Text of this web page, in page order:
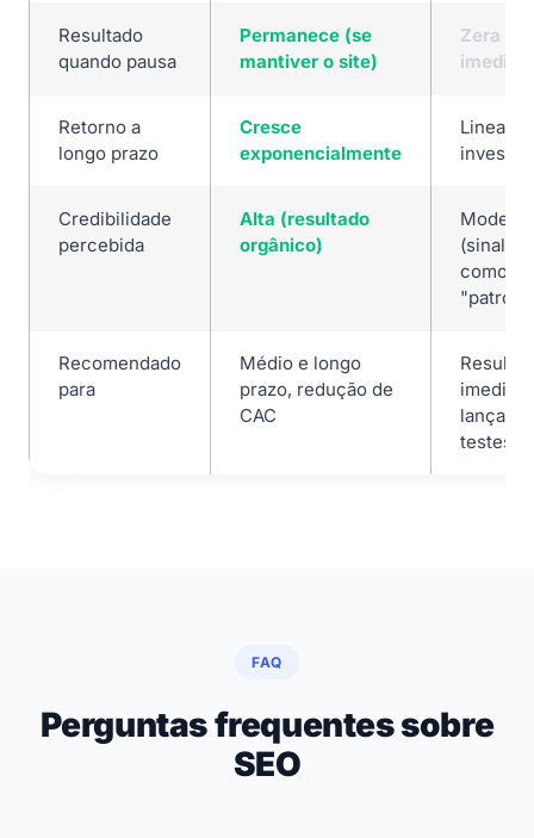
Resultado
quando pausa
Permanece (se
mantiver o site)
Zera
Retorno a
longo prazo
Cresce
exponencialmente
Linear
Credibilidade
percebida
Alta (resultado
orgânico)
como
Recomendado
para
Médio e longo
prazo, redução de
CAC
testes
FAQ
Perguntas frequentes sobre
SEO